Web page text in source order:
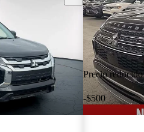
Precio reducido
-$500